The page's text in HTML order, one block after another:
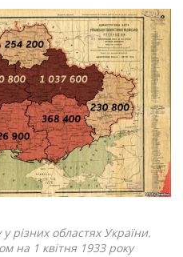
різних областях України.
на 1 квітня 1933 року